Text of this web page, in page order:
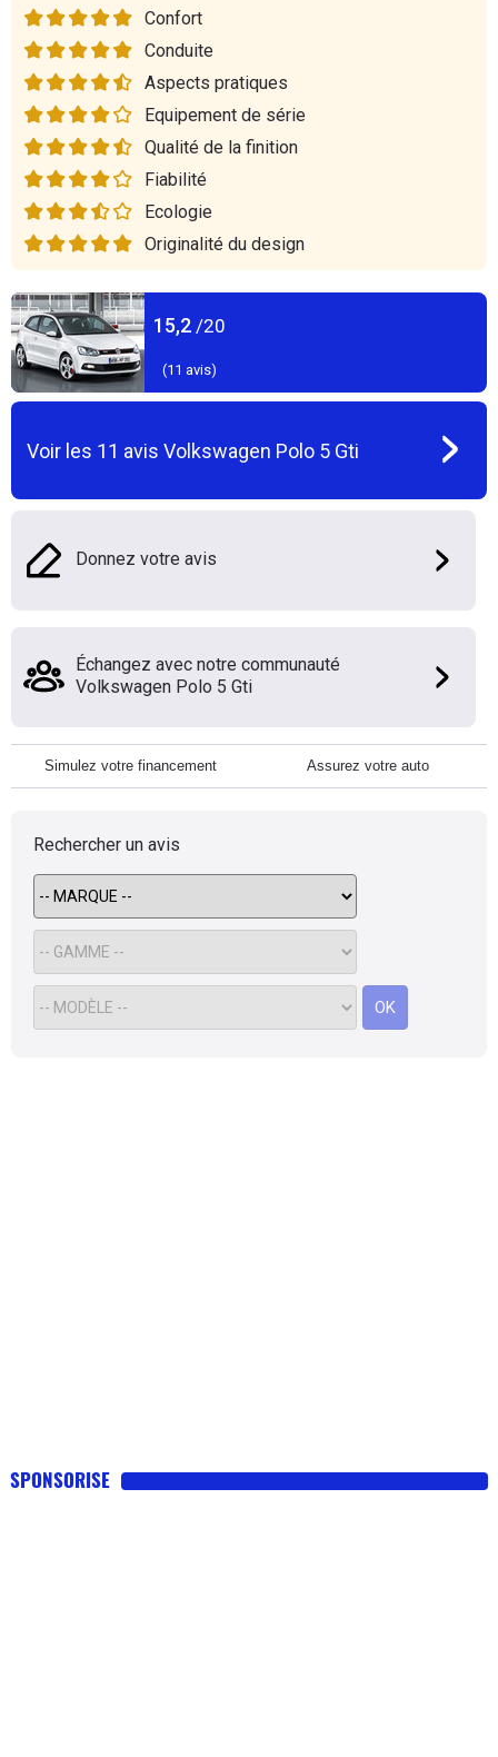
Confort
Conduite
Aspects pratiques
Equipement de série
Qualité de la finition
Fiabilité
Ecologie
Originalité du design
15,2 /20
(11 avis)
Voir les 11 avis Volkswagen Polo 5 Gti
Donnez votre avis
Échangez avec notre communauté
Volkswagen Polo 5 Gti
Simulez votre financement Assurez votre auto
Rechercher un avis
OK
SPONSORISE